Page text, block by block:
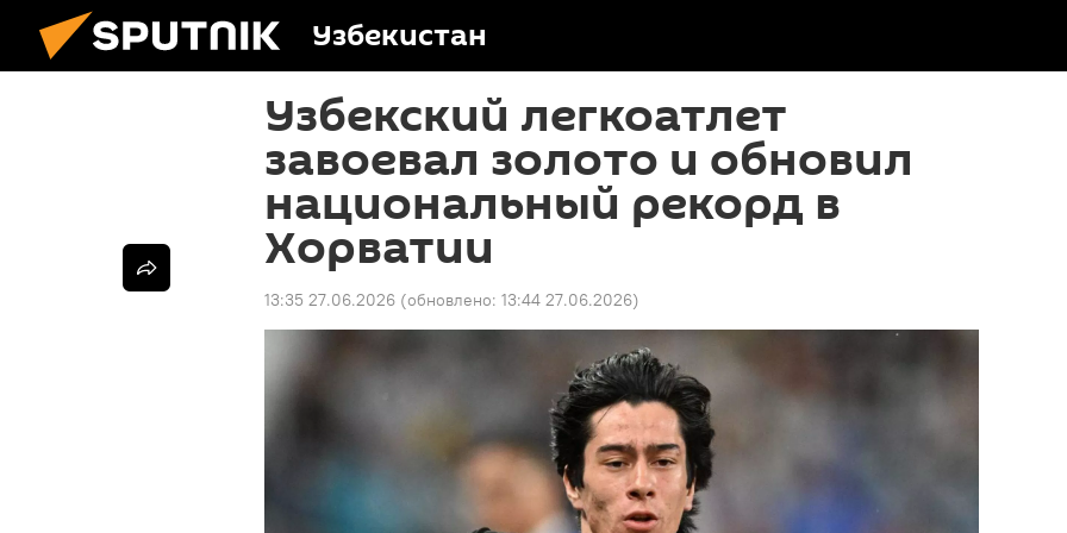
Узбекистан
Узбекский легкоатлет
завоевал золото и обновил
национальный рекорд в
Хорватии
13:35 27.06.2026 (обновлено: 13:44 27.06.2026)